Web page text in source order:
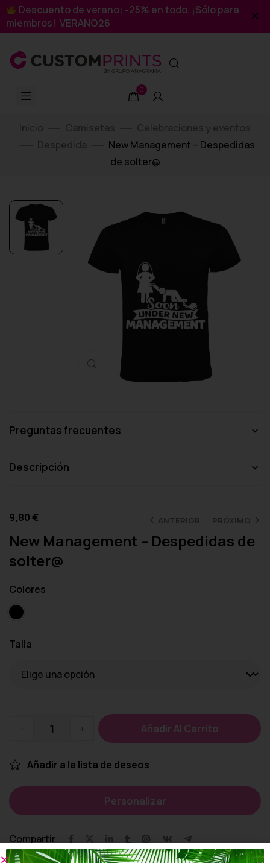
Descuento de verano: -25% en todo. ¡Sólo para
miembros! VERANO26
0
Inicio Camisetas
Celebraciones y eventos
Despedida
New Management – Despedidas
de solter@
Haga clic para ampliar
Preguntas frecuentes
Descripción
ANTERIOR PRÓXIMO
9,80€
New Management – Despedidas de
solter@
Colores
Talla
- + Añadir Al Carrito
Añadir a la lista de deseos
Personalizar
Compartir: